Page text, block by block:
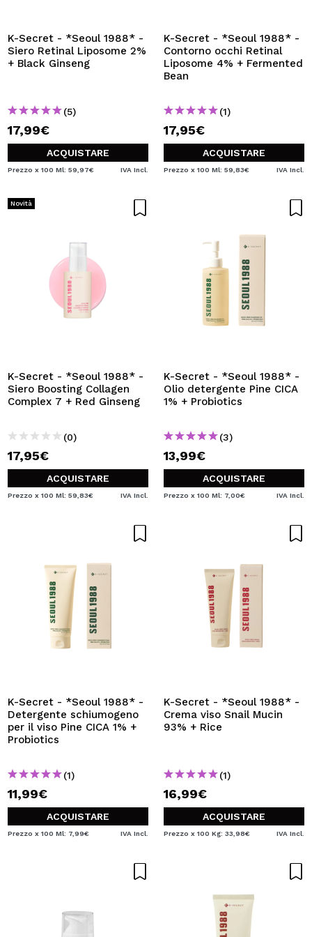
Creando un account su Maquibeauty.it potrai fare i tuoi
acquisti velocemente, controllare lo stato dei tuoi ordini e
consultare le tue operazioni precedenti.
CREARE UN ACCOUNT
K-Secret - *Seoul 1988* -
Siero Retinal Liposome 2%
+ Black Ginseng
(5)
17,99€
ACQUISTARE
Prezzo x 100 Ml: 59,97€ IVA Incl.
K-Secret - *Seoul 1988* -
Contorno occhi Retinal
Liposome 4% + Fermented
Bean
(1)
17,95€
ACQUISTARE
Prezzo x 100 Ml: 59,83€ IVA Incl.
Novità
K-Secret - *Seoul 1988* -
Siero Boosting Collagen
Complex 7 + Red Ginseng
(0)
17,95€
ACQUISTARE
Prezzo x 100 Ml: 59,83€ IVA Incl.
K-Secret - *Seoul 1988* -
Olio detergente Pine CICA
1% + Probiotics
(3)
13,99€
ACQUISTARE
Prezzo x 100 Ml: 7,00€ IVA Incl.
K-Secret - *Seoul 1988* -
Detergente schiumogeno
per il viso Pine CICA 1% +
Probiotics
(1)
11,99€
ACQUISTARE
Prezzo x 100 Ml: 7,99€ IVA Incl.
K-Secret - *Seoul 1988* -
Crema viso Snail Mucin
93% + Rice
(1)
16,99€
ACQUISTARE
Prezzo x 100 Kg: 33,98€ IVA Incl.